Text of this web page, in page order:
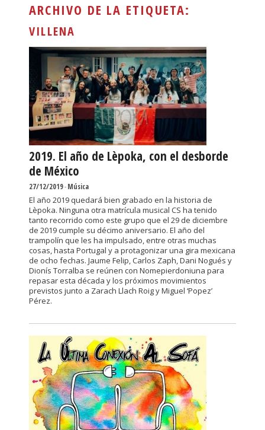
ARCHIVO DE LA ETIQUETA:
VILLENA
2019. El año de Lèpoka, con el desborde
de México
27/12/2019-Música
El año 2019 quedará bien grabado en la historia de
Lèpoka. Ninguna otra matrícula musical CS ha tenido
tanto recorrido como este grupo que el 29 de diciembre
de 2019 cumple su décimo aniversario. El año del
trampolín que les ha impulsado, entre otras muchas
cosas, hasta Portugal y a protagonizar una gira mexicana
de ocho fechas. Jaume Felip, Carlos Zaph, Dani Nogués y
Dionís Torralba se reúnen con Nomepierdoniuna para
repasar esta década y los próximos movimientos
previstos junto a Zarach Llach Roig y Miguel ‘Popez’
Pérez.